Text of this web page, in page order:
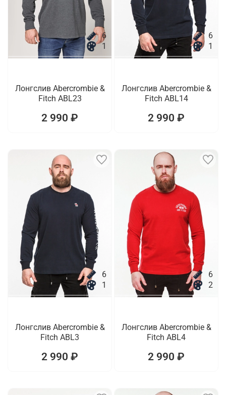
6
1
Лонгслив Abercrombie &
Fitch ABL23
2 990 ₽
6
1
Лонгслив Abercrombie &
Fitch ABL14
2 990 ₽
6
1
Лонгслив Abercrombie &
Fitch ABL3
2 990 ₽
6
2
Лонгслив Abercrombie &
Fitch ABL4
2 990 ₽